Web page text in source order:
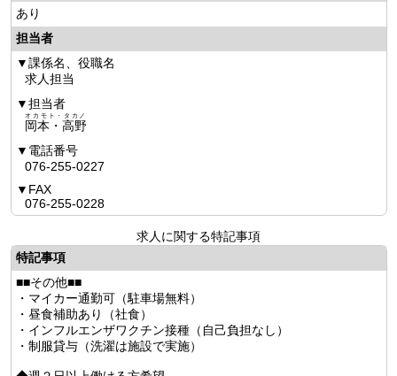
あり
担当者
課係名、役職名
求人担当
担当者
岡本・高野
オカモト・タカノ
電話番号
076-255-0227
FAX
076-255-0228
求人に関する特記事項
特記事項
■■その他■■
・マイカー通勤可（駐車場無料）
・昼食補助あり（社食）
・インフルエンザワクチン接種（自己負担なし）
・制服貸与（洗濯は施設で実施）